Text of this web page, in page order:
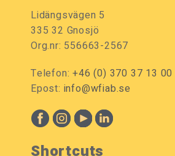
Lidängsvägen 5
335 32 Gnosjö
Org.nr: 556663-2567
Telefon:+46 (0) 370 37 13 00
Epost: info@wfiab.se
Shortcuts